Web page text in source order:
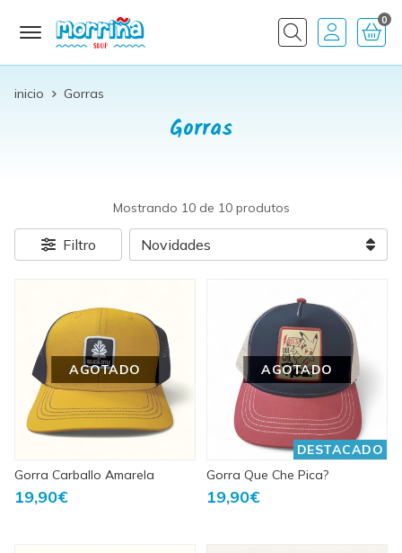
Buscar
0
inicio Gorras
Gorras
Mostrando 10 de 10 produtos
Filtro
AGOTADO
Gorra Carballo Amarela
19,90€
DESTACADO
AGOTADO
Gorra Que Che Pica?
19,90€